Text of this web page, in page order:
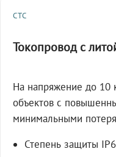
СТС
Токопровод с
На напряжение до 10
объектов с
минимальными
Степень защиты